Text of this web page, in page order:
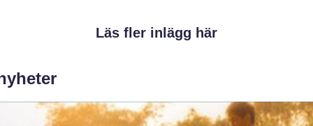
Läs fler inlägg här